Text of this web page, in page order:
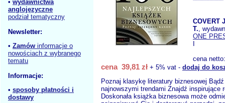
• wydawnictwa
anglojęzyczne
podział tematyczny
Newsletter:
• Zamów informacje o
nowościach z wybranego
tematu
Informacje:
• sposoby płatności i
dostawy
COVERT
T.,
ONE
cena
cena 39,81 zł + 5% vat - dodaj do
Poznaj klasykę literatury biznesowej
najnowszymi trendami Znajdź inspirujące
Doskonała książka biznesowa może